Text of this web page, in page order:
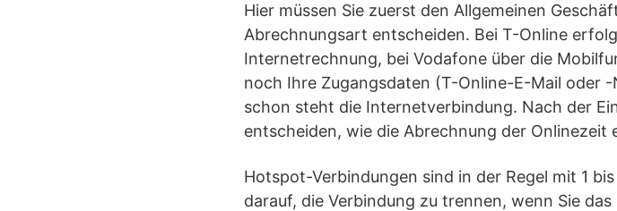
Hier müssen Sie zuerst den Allgemeinen
Abrechnungsart entscheiden. Bei T-Online
Internetrechnung, bei Vodafone über die
noch Ihre Zugangsdaten (T-Online-E-Mail oder
schon steht die Internetverbindung. Nach der
entscheiden, wie die Abrechnung der Onlinezeit
Hotspot-Verbindungen sind in der Regel mit 1
darauf, die Verbindung zu trennen, wenn Sie